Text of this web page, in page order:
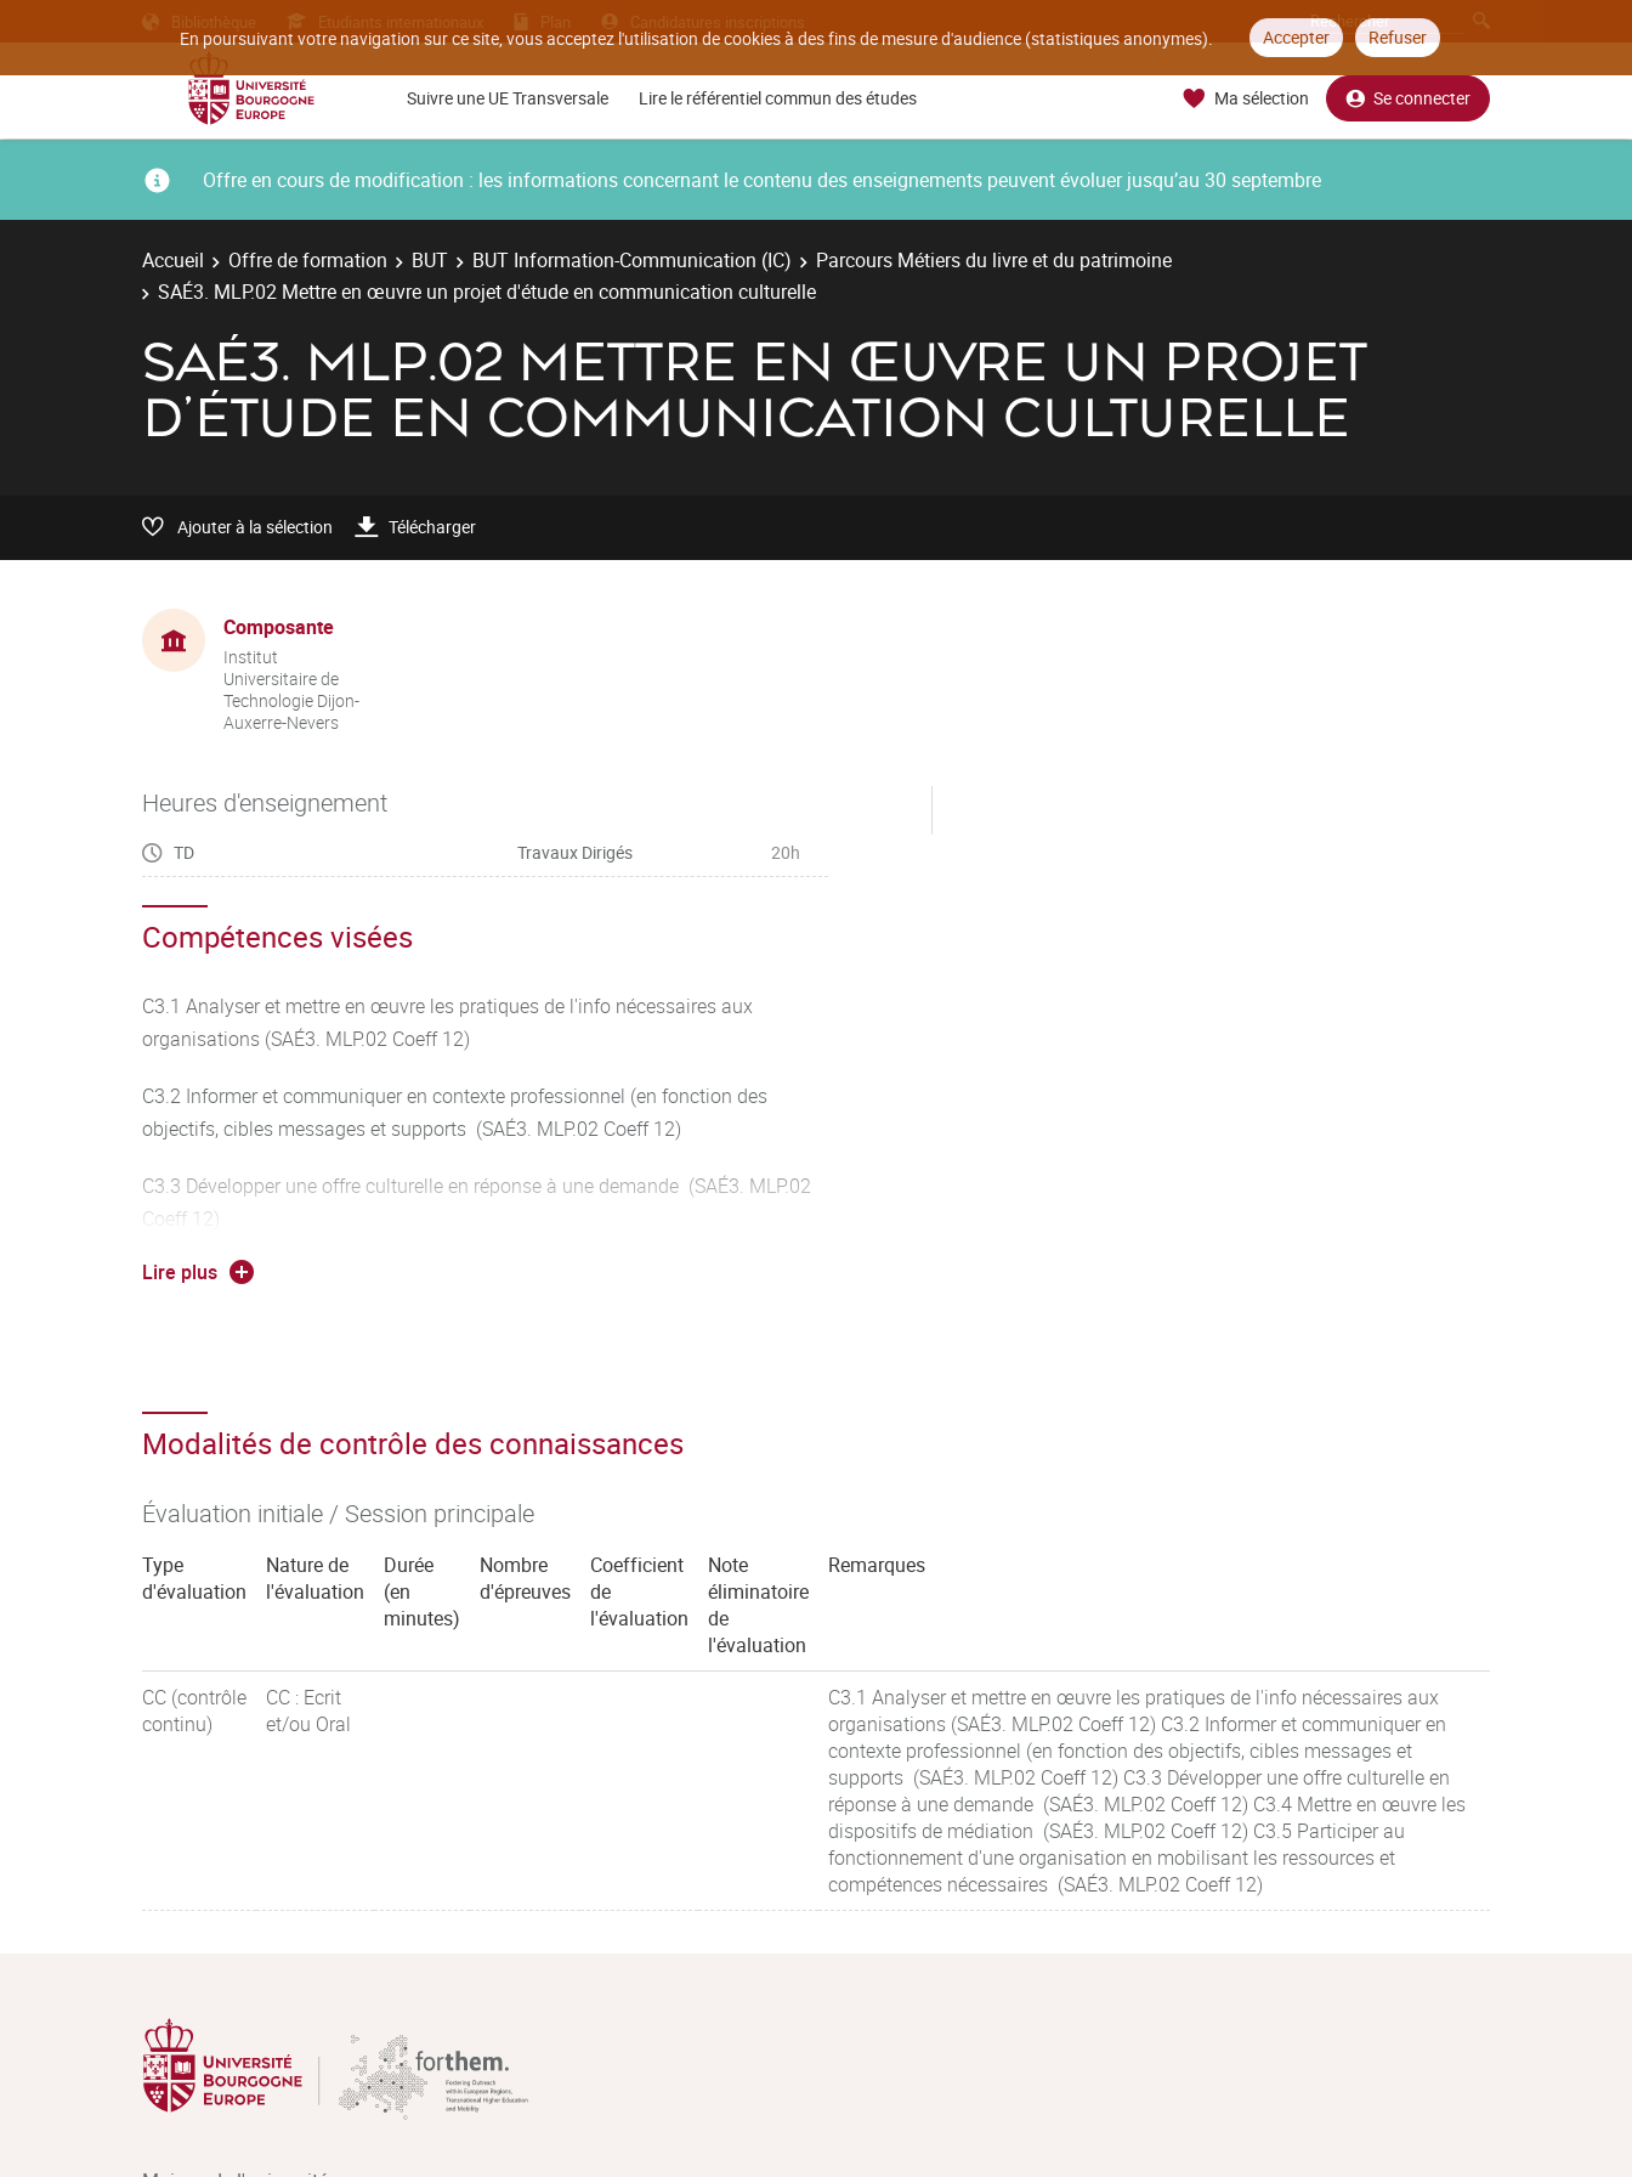
En poursuivant votre navigation sur ce site, vous acceptez l'utilisation de cookies à des fins de mesure d'audience (statistiques anonymes). Accepter Refuser
Bibliothèque Etudiants internationaux Plan Candidatures inscriptions
Suivre une UE Transversale Lire le référentiel commun des études Ma sélection Se connecter
Offre en cours de modification : les informations concernant le contenu des enseignements peuvent évoluer jusqu’au 30 septembre
Accueil Offre de formation BUT BUT Information-Communication (IC)
Parcours Métiers du livre et du patrimoine
SAÉ3. MLP.02 Mettre en œuvre un projet d'étude en communication culturelle
SAÉ3. MLP.02 METTRE EN ŒUVRE UN PROJET
D'ÉTUDE EN COMMUNICATION CULTURELLE
Ajouter à la sélection Télécharger
Composante
Institut
Universitaire de
Technologie Dijon-
Auxerre-Nevers
Heures d'enseignement
TD Travaux Dirigés 20h
Compétences visées
C3.1 Analyser et mettre en œuvre les pratiques de l'info nécessaires aux
organisations (SAÉ3. MLP.02 Coeff 12)
C3.2 Informer et communiquer en contexte professionnel (en fonction des
objectifs, cibles messages et supports (SAÉ3. MLP.02 Coeff 12)
C3.3 Développer une offre culturelle en réponse à une demande (SAÉ3. MLP.02
Coeff 12)
C3.4 Mettre en œuvre les dispositifs de médiation (SAÉ3. MLP.02 Coeff 12)
Lire plus
Modalités de contrôle des connaissances
Évaluation initiale / Session principale
Type
d'évaluation
Nature de
l'évaluation
Durée
(en
minutes)
Nombre
d'épreuves
Coefficient
de
l'évaluation
Note
éliminatoire
de
l'évaluation
Remarques
CC (contrôle
continu)
CC : Ecrit
et/ou Oral
C3.1 Analyser et mettre en œuvre les pratiques de l'info nécessaires aux
organisations (SAÉ3. MLP.02 Coeff 12) C3.2 Informer et communiquer en
contexte professionnel (en fonction des objectifs, cibles messages et
supports (SAÉ3. MLP.02 Coeff 12) C3.3 Développer une offre culturelle en
réponse à une demande (SAÉ3. MLP.02 Coeff 12) C3.4 Mettre en œuvre les
dispositifs de médiation (SAÉ3. MLP.02 Coeff 12) C3.5 Participer au
fonctionnement d'une organisation en mobilisant les ressources et
compétences nécessaires (SAÉ3. MLP.02 Coeff 12)